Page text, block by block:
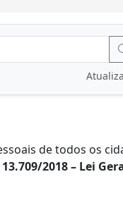
de todos os
13.709/2018 – Lei